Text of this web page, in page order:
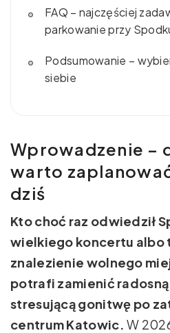
FAQ – najczęściej
parkowanie przy
Podsumowanie –
siebie
Wprowadzenie –
warto
dziś
Kto choć raz odwiedził
wielkiego koncertu albo
znalezienie wolnego
potrafi zamienić
stresującą gonitwę po
centrum Katowic. W